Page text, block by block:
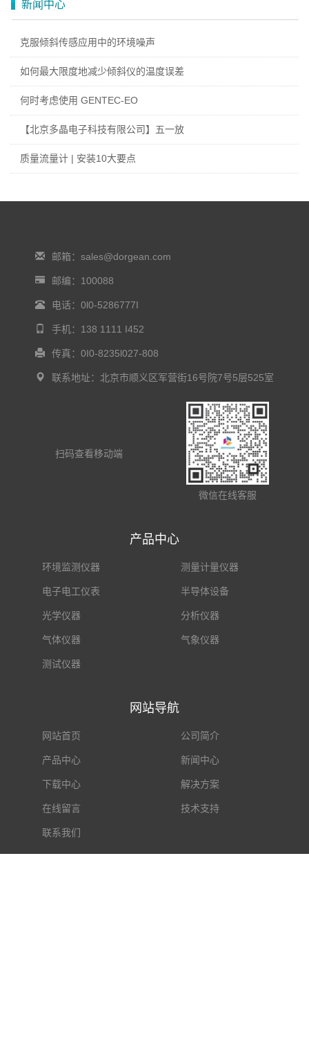
新闻中心
克服倾斜传感应用中的环境噪声
如何最大限度地减少倾斜仪的温度误差
何时考虑使用 GENTEC-EO
【北京多晶电子科技有限公司】五一放
质量流量计 | 安装10大要点
邮箱：sales@dorgean.com
邮编：100088
电话：0l0-5286777I
手机：138 1111 I452
传真：0I0-8235l027-808
联系地址：北京市顺义区军营街16号院7号5层525室
扫码查看移动端
微信在线客服
产品中心
环境监测仪器 测量计量仪器
电子电工仪表 半导体设备
光学仪器 分析仪器
气体仪器 气象仪器
测试仪器
网站导航
网站首页 公司简介
产品中心 新闻中心
下载中心 解决方案
在线留言 技术支持
联系我们